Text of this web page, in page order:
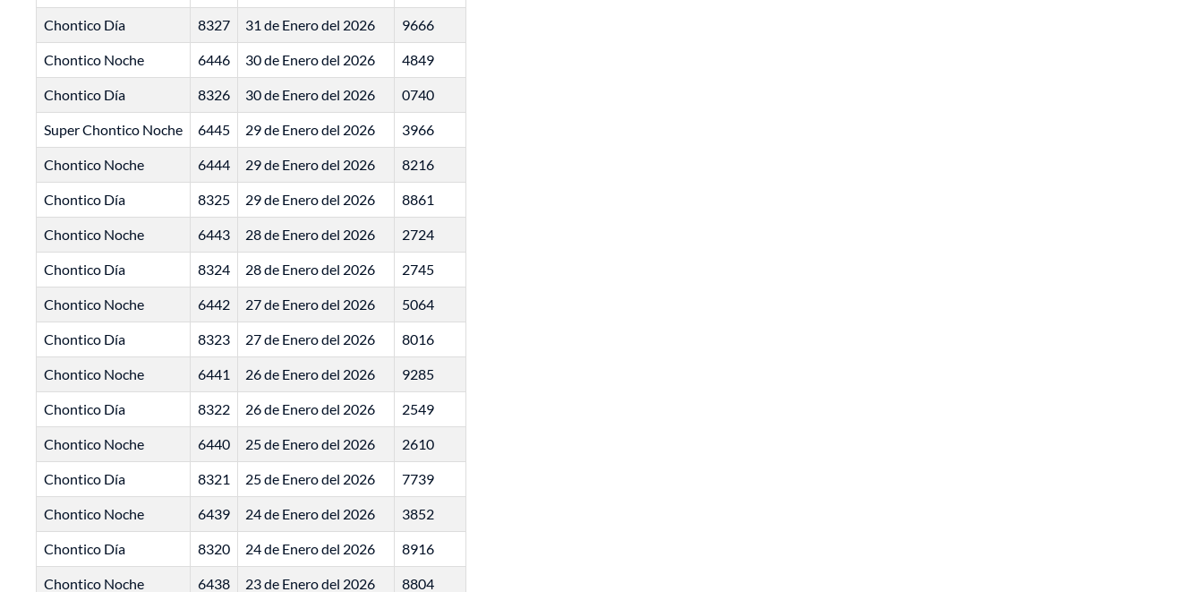
Chontico Día 8327 31 de Enero del 2026 9666
Chontico Noche 6446 30 de Enero del 2026 4849
Chontico Día 8326 30 de Enero del 2026 0740
Super Chontico Noche 6445 29 de Enero del 2026 3966
Chontico Noche 6444 29 de Enero del 2026 8216
Chontico Día 8325 29 de Enero del 2026 8861
Chontico Noche 6443 28 de Enero del 2026 2724
Chontico Día 8324 28 de Enero del 2026 2745
Chontico Noche 6442 27 de Enero del 2026 5064
Chontico Día 8323 27 de Enero del 2026 8016
Chontico Noche 6441 26 de Enero del 2026 9285
Chontico Día 8322 26 de Enero del 2026 2549
Chontico Noche 6440 25 de Enero del 2026 2610
Chontico Día 8321 25 de Enero del 2026 7739
Chontico Noche 6439 24 de Enero del 2026 3852
Chontico Día 8320 24 de Enero del 2026 8916
Chontico Noche 6438 23 de Enero del 2026 8804